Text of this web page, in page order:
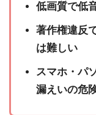
低画質で低
著作権違反
は難しい
スマホ・パ
漏えいの危